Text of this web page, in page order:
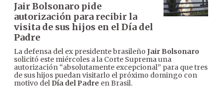
Jair Bolsonaro pide
autorización para recibir la
visita de sus hijos en el Día del
Padre
La defensa del ex presidente brasileño Jair Bolsonaro
solicitó este miércoles a la Corte Suprema una
autorización “absolutamente excepcional” para que tres
de sus hijos puedan visitarlo el próximo domingo con
motivo del Día del Padre en Brasil.